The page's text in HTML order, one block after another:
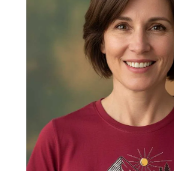
OKAMŽITĚ K ODBĚRU
MÁM SRDCE POMÁHÁM
VÁNOCE